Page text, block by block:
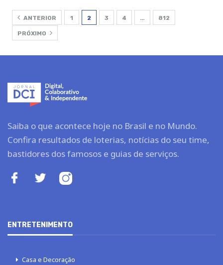
ANTERIOR 1 2 3 4 … 812
PRÓXIMO
Saiba o que acontece hoje no Brasil e no Mundo.
Confira resultados de loterias, notícias do seu time,
bastidores dos famosos e guias de serviços.
ENTRETENIMENTO
Casa e Decoração